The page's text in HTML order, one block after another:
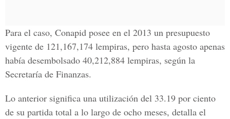
Para el caso, Conapid posee en el 2013 un presupuesto
vigente de 121,167,174 lempiras, pero hasta agosto apenas
había desembolsado 40,212,884 lempiras, según la
Secretaría de Finanzas.
Lo anterior significa una utilización del 33.19 por ciento
de su partida total a lo largo de ocho meses, detalla el